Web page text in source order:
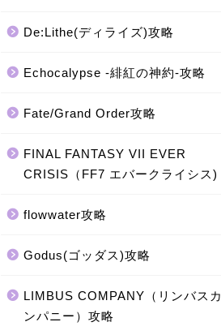
De:Lithe(ディライズ)攻略
Echocalypse -緋紅の神約-攻略
Fate/Grand Order攻略
FINAL FANTASY VII EVER
CRISIS（FF7 エバークライシス)
flowwater攻略
Godus(ゴッダス)攻略
LIMBUS COMPANY（リンバスカ
ンパニー）攻略